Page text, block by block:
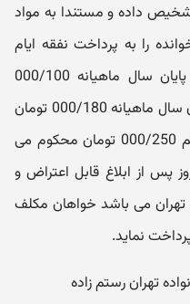
داده و مستندا به مواد
مدنی خوانده را به پرداخت نفقه ایام
معوقه از تاریخ 2/4/1390 لغایت پایان سال ماهیانه 000/100
تومان و از تاریخ 1/1/91 لغایت پایان سال ماهیانه 000/180 تومان
و از تاریخ 1/1/92 لغایت صدور حکم 000/250 تومان محکوم می
رأی صادره حضوری ظرف 20 روز پس از ابلاغ قابل اعتراض و
تهران می باشد خواهان مکلف
نماید.